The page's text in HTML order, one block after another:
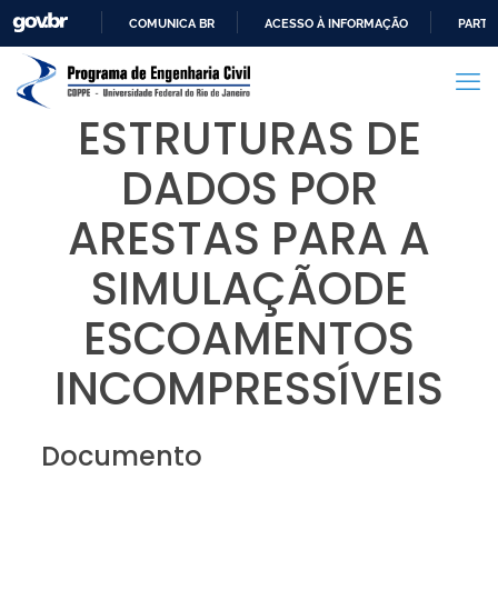
PARA
CONTEÚDO
COMUNICA BR ACESSO À INFORMAÇÃO
ESTRUTURAS DE
DADOS POR
ARESTAS PARA A
SIMULAÇÃODE
ESCOAMENTOS
INCOMPRESSÍVEIS
Documento